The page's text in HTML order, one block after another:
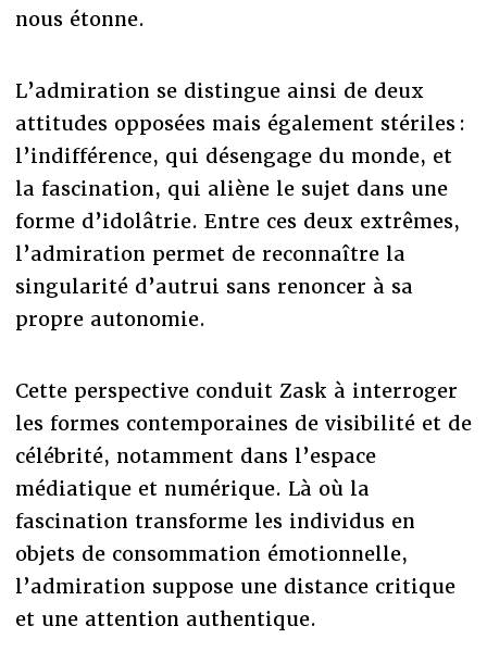
nous étonne.
L’admiration se distingue ainsi de deux
attitudes opposées mais également stériles :
l’indifférence, qui désengage du monde, et
la fascination, qui aliène le sujet dans une
forme d’idolâtrie. Entre ces deux extrêmes,
l’admiration permet de reconnaître la
singularité d’autrui sans renoncer à sa
propre autonomie.
Cette perspective conduit Zask à interroger
les formes contemporaines de visibilité et de
célébrité, notamment dans l’espace
médiatique et numérique. Là où la
fascination transforme les individus en
objets de consommation émotionnelle,
l’admiration suppose une distance critique
et une attention authentique.